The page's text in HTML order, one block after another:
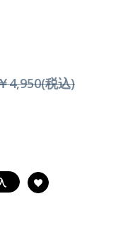
4,950(税込)